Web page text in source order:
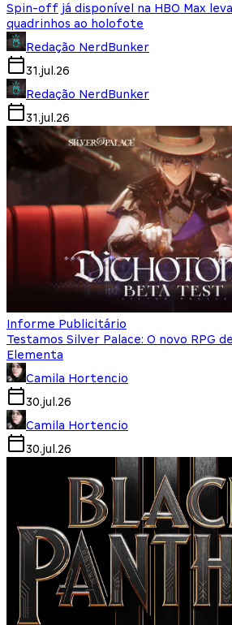
Spin-off já disponível na HBO Max
quadrinhos ao holofote
Redação NerdBunker
31.jul.26
Redação NerdBunker
31.jul.26
Informe Publicitário
Testamos Silver Palace: O novo RPG
Elementa
Camila Hortencio
30.jul.26
Camila Hortencio
30.jul.26